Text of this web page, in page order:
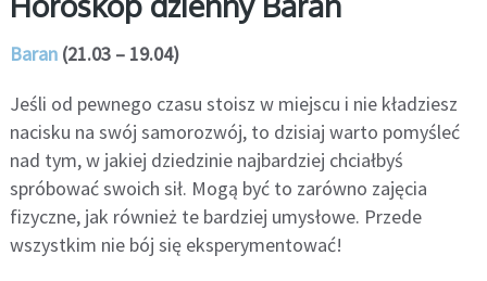
Baran(21.03 – 19.04)
Jeśli od pewnego czasu stoisz w miejscu i nie kładziesz
nacisku na swój samorozwój, to dzisiaj warto pomyśleć
nad tym, w jakiej dziedzinie najbardziej chciałbyś
spróbować swoich sił. Mogą być to zarówno zajęcia
fizyczne, jak również te bardziej umysłowe. Przede
wszystkim nie bój się eksperymentować!